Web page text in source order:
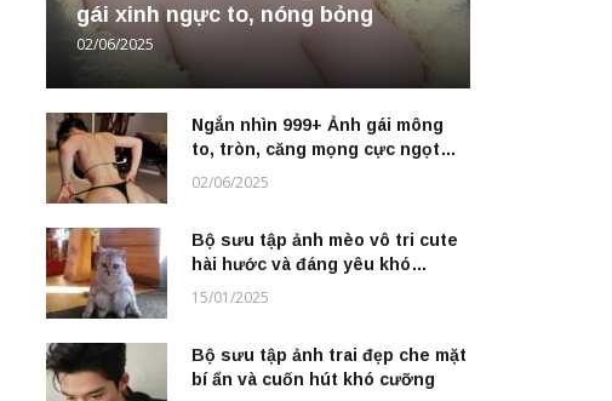
gái xinh ngực to, nóng bỏng
02/06/2025
Ngắn nhìn 999+ Ảnh gái mông
to, tròn, căng mọng cực ngọt
nước
02/06/2025
Bộ sưu tập ảnh mèo vô tri cute
hài hước và đáng yêu khó
cưỡng
15/01/2025
Bộ sưu tập ảnh trai đẹp che mặt
bí ẩn và cuốn hút khó cưỡng